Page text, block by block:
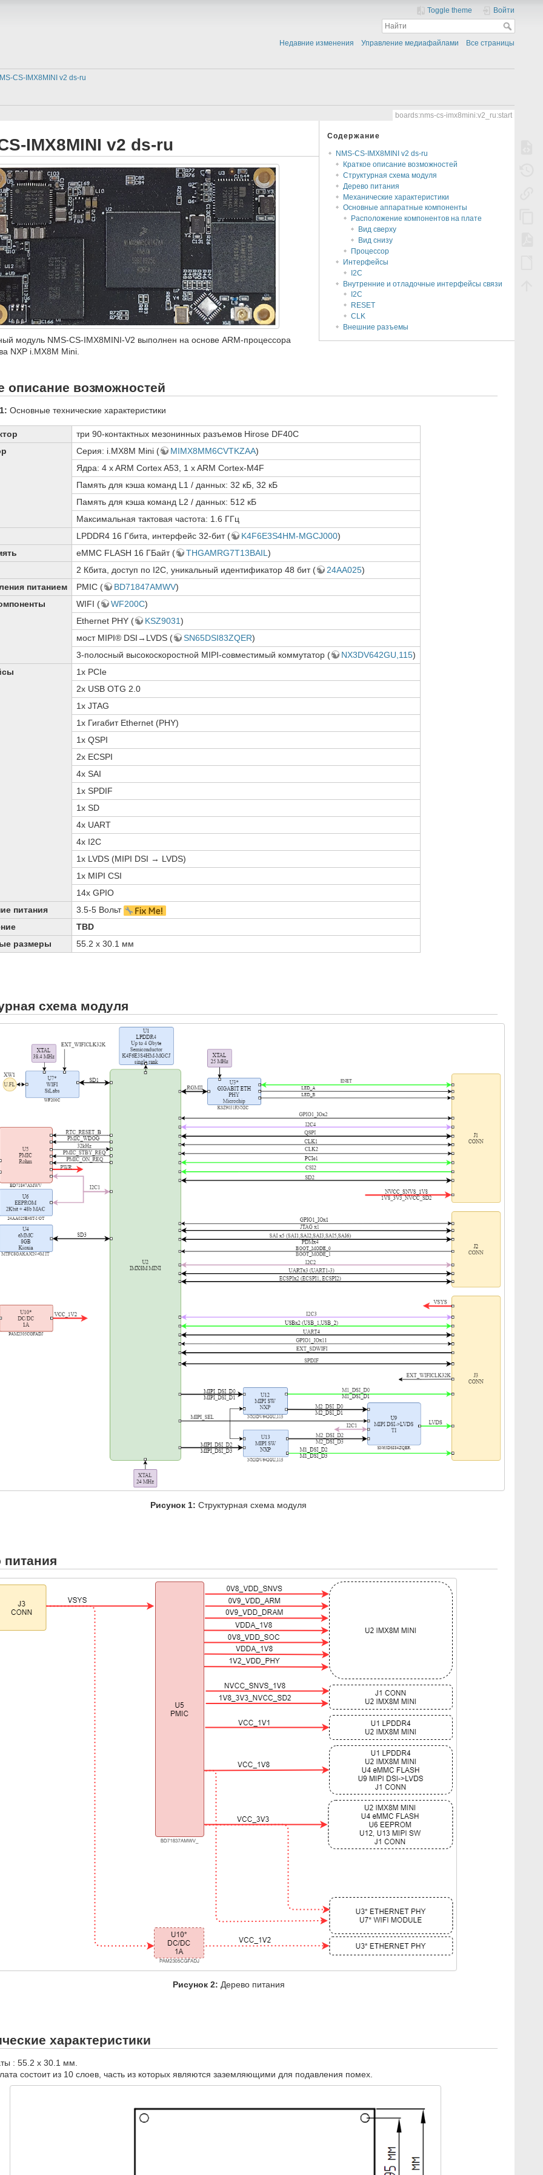
Toggle theme Войти
Недавние изменения Управление медиафайлами Все страницы
CS-IMX8MINI v2 ds-ru
boards:nms-cs-imx8mini:v2_ru:start
Содержание
NMS-CS-IMX8MINI v2 ds-ru
Краткое описание возможностей
Структурная схема модуля
Дерево питания
Механические характеристики
Основные аппаратные компоненты
Расположение компонентов на плате
Вид сверху
Вид снизу
Процессор
Интерфейсы
I2C
Внутренние и отладочные интерфейсы связи
I2C
RESET
CLK
Внешние разъемы
IMX8MINI v2 ds-ru
модуль NMS-CS-IMX8MINI-V2 выполнен на основе ARM-процессора
NXP i.MX8M Mini.
описание возможностей
Основные технические характеристики
три 90-контактных мезонинных разъемов Hirose DF40C
Серия: i.MX8M Mini ( MIMX8MM6CVTKZAA)
Ядра: 4 x ARM Cortex A53, 1 x ARM Cortex-M4F
Память для кэша команд L1 / данных: 32 кБ, 32 кБ
Память для кэша команд L2 / данных: 512 кБ
Максимальная тактовая частота: 1.6 ГГц
LPDDR4 16 Гбита, интерфейс 32-бит ( K4F6E3S4HM-MGCJ000)
eMMC FLASH 16 ГБайт ( THGAMRG7T13BAIL )
2 Кбита, доступ по I2C, уникальный идентификатор 48 бит ( 24AA025)
питанием
PMIC ( BD71847AMWV)
WIFI ( WF200C)
Ethernet PHY (
KSZ9031)
мост MIPI® DSI→LVDS (
SN65DSI83ZQER)
3-полосный высокоскоростной MIPI-совместимый коммутатор (
NX3DV642GU,115)
1x PCIe
2x USB OTG 2.0
1x JTAG
1x Гигабит Ethernet (PHY)
1x QSPI
2x ECSPI
4x SAI
1x SPDIF
1x SD
4x UART
4x I2C
1x LVDS (MIPI DSI → LVDS)
1x MIPI CSI
14x GPIO
питания
3.5-5 Вольт
TBD
размеры
55.2 х 30.1 мм
схема модуля
Рисунок 1: Структурная схема модуля
Рисунок 2: Дерево питания
характеристики
: 55.2 х 30.1 мм.
состоит из 10 слоев, часть из которых являются заземляющими для подавления помех.